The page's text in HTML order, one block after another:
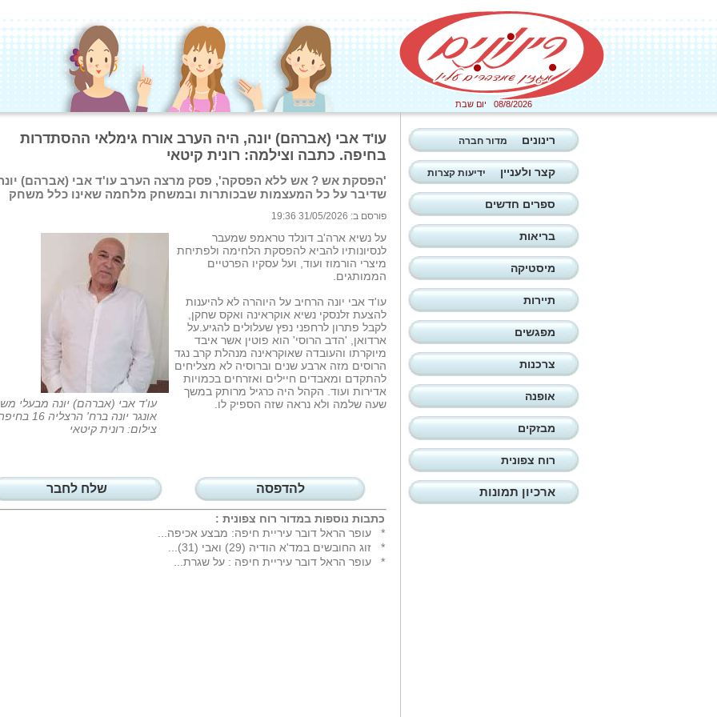
08/8/2026 יום שבת
עו'ד אבי (אברהם) יונה, היה הערב אורח גימלאי ההסתדרות
בחיפה. כתבה וצילמה: רונית קיטאי
'הפסקת אש ? אש ללא הפסקה', פסק מרצה הערב עו'ד אבי (אברהם)
שדיבר על כל המעצמות שבכותרות ובמשחק מלחמה שאינו כלל משחק
פורסם ב: 31/05/2026 19:36
עו'ד אבי (אברהם) יונה מבעלי
אונגר יונה ברח' הרצליה 16
צילום: רונית קיטאי
על נשיא ארה'ב דונלד טראמפ שמעבר
לנסיונותיו להביא להפסקת הלחימה ולפתיחת
מיצרי הורמוז ועוד, ועל עסקיו הפרטיים
הממותגים.
עו'ד אבי יונה הרחיב על היוהרה לא להיענות
להצעת זלנסקי נשיא אוקראינה ואקס שחקן,
לקבל פתרון לרחפני נפץ שעלולים להגיע.על
ארדואן, 'הדב הרוסי' הוא פוטין אשר איבד
מיוקרתו והעובדה שאוקראינה מנהלת קרב נגד
הרוסים מזה ארבע שנים וברוסיה לא מצליחים
להתקדם ומאבדים חיילים ואזרחים בכמויות
אדירות ועוד. הקהל היה כרגיל מרותק במשך
שעה שלמה ולא נראה שזה הספיק לו.
שלח לחבר להדפסה
כתבות נוספות במדור רוח צפונית :
* עופר הראל דובר עיריית חיפה: מבצע אכיפה...
* זוג החובשים במד'א הודיה (29) ואבי (31)...
* עופר הראל דובר עיריית חיפה : על שגרת...
רינונים מדור חברה
קצר ולעניין ידיעות קצרות
ספרים חדשים
בריאות
מיסטיקה
תיירות
מפגשים
צרכנות
אופנה
מבזקים
רוח צפונית
ארכיון תמונות